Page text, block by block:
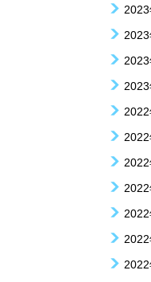
2023
2023
2023
2023
2022
2022
2022
2022
2022
2022
2022